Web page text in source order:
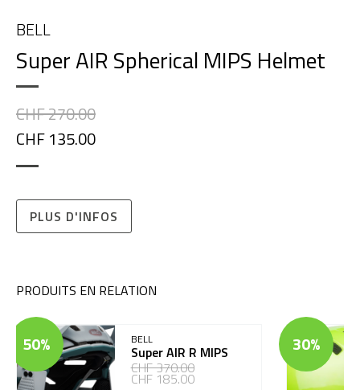
BELL
Super AIR Spherical MIPS Helmet
CHF 270.00
CHF 135.00
PLUS D'INFOS
PRODUITS EN RELATION
50% BELL
Super AIR R MIPS
CHF 370.00
CHF 185.00
30%